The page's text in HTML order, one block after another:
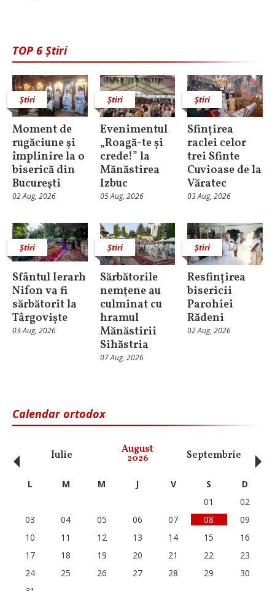
TOP 6 Știri
Știri
Moment de
rugăciune şi
împlinire la o
biserică din
Bucureşti
02 Aug, 2026
Știri
Evenimentul
„Roagă-te și
crede!” la
Mănăstirea
Izbuc
05 Aug, 2026
Știri
Sfințirea
raclei celor
trei Sfinte
Cuvioase de la
Văratec
03 Aug, 2026
Știri
Sfântul Ierarh
Nifon va fi
sărbătorit la
Târgoviște
03 Aug, 2026
Știri
Sărbătorile
nemţene au
culminat cu
hramul
Mănăstirii
Sihăstria
07 Aug, 2026
Știri
Resfințirea
bisericii
Parohiei
Rădeni
02 Aug, 2026
Calendar ortodox
Iulie August
2026 Septembrie
‹ L M M J V S
D
01
02
03
04 05 06 07 08
09
10
11 12 13 14 15
16
17
18 19 20 21 22
23
24
25 26 27 28 29
30